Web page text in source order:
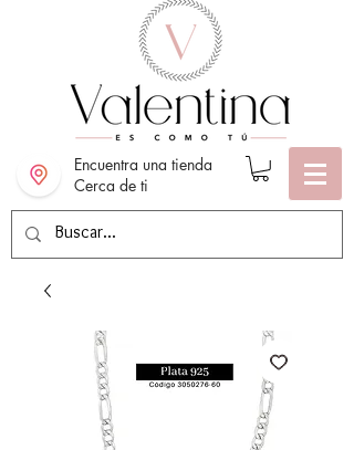
Encuentra una tienda
Cerca de ti